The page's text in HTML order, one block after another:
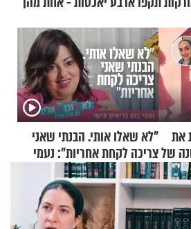
את
של
"לא שאלו אותי. הבנתי שאני
צריכה לקחת אחריות": נעמי
בנט בריאיון אישי